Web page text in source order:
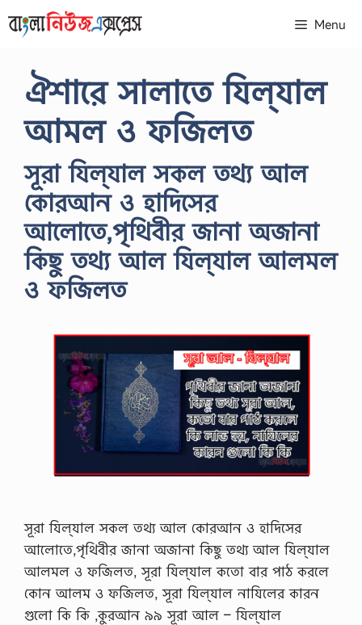
to
Menu
ঐশারে সালাতে যিল্‌যাল
আমল ও ফজিলত
সূরা যিল্‌যাল সকল তথ্য আল
কোরআন ও হাদিসের
আলোতে,পৃথিবীর জানা অজানা
কিছু তথ্য আল যিল্‌যাল আলমল
ও ফজিলত
সূরা যিল্‌যাল সকল তথ্য আল কোরআন ও হাদিসের
আলোতে,পৃথিবীর জানা অজানা কিছু তথ্য আল যিল্‌যাল
আলমল ও ফজিলত, সূরা যিল্‌যাল কতো বার পাঠ করলে
কোন আলম ও ফজিলত, সূরা যিল্‌যাল নাযিলের কারন
গুলো কি কি ,কুরআন ৯৯ সূরা আল – যিল্‌যাল